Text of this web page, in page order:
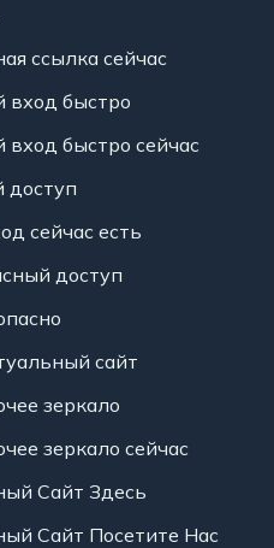
ссылка сейчас
вход быстро
вход быстро сейчас
доступ
сейчас есть
доступ
сайт
зеркало
зеркало сейчас
Сайт Здесь
Сайт Посетите Нас